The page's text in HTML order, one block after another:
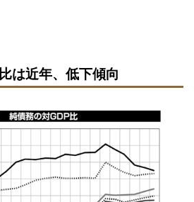
は近年、低下傾向